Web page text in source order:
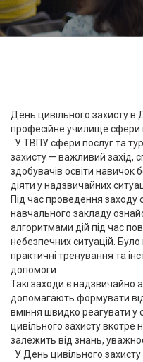
День цивільного захисту
професійне училище сфери
У ТВПУ сфери послуг та
захисту — важливий захід,
здобувачів освіти навичок
діяти у надзвичайних
Під час проведення заходу
навчального закладу
алгоритмами дій під час
небезпечних ситуацій.
практичні тренування та
допомоги.
Такі заходи є надзвичайно
допомагають формувати
вміння швидко реагувати у
цивільного захисту вкотре
залежить від знань,
У День цивільного